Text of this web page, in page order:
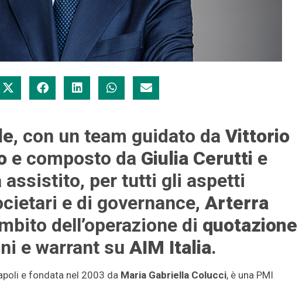
, con un team guidato da Vittorio
e composto da Giulia Cerutti e
assistito, per tutti gli aspetti
e di governance, Arterra
dell’operazione di quotazione
e warrant su AIM Italia.
e fondata nel 2003 da Maria Gabriella Colucci, è una PMI